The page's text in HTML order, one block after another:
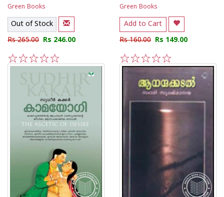
Green Books
Out of Stock
Rs 265.00 Rs 246.00
5
4
3
2
1
Green Books
Add to Cart
Rs 160.00 Rs 149.00
5
4
3
2
1